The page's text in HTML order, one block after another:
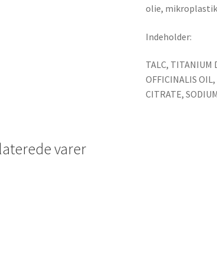
olie,
Indeholder:
TALC, TITANIUM
OFFICINALIS OIL,
CITRATE,
varer